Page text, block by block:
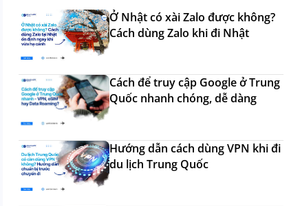
Ở Nhật có xài Zalo được không?
Cách dùng Zalo khi đi Nhật
Cách để truy cập Google ở Trung
Quốc nhanh chóng, dễ dàng
Hướng dẫn cách dùng VPN khi đi
du lịch Trung Quốc